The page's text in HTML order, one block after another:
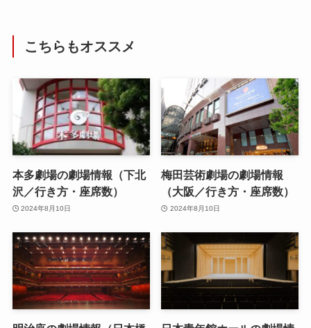
こちらもオススメ
本多劇場の劇場情報（下北
沢／行き方・座席数）
2024年8月10日
梅田芸術劇場の劇場情報
（大阪／行き方・座席数）
2024年8月10日